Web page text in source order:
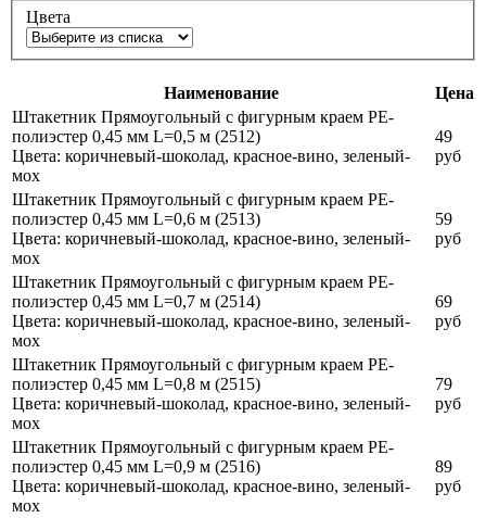
Цвета
Наименование
Цена
Штакетник Прямоугольный с фигурным краем PE-
полиэстер 0,45 мм L=0,5 м (2512)
Цвета: коричневый-шоколад, красное-вино, зеленый-
мох
49
руб
Штакетник Прямоугольный с фигурным краем PE-
полиэстер 0,45 мм L=0,6 м (2513)
Цвета: коричневый-шоколад, красное-вино, зеленый-
мох
59
руб
Штакетник Прямоугольный с фигурным краем PE-
полиэстер 0,45 мм L=0,7 м (2514)
Цвета: коричневый-шоколад, красное-вино, зеленый-
мох
69
руб
Штакетник Прямоугольный с фигурным краем PE-
полиэстер 0,45 мм L=0,8 м (2515)
Цвета: коричневый-шоколад, красное-вино, зеленый-
мох
79
руб
Штакетник Прямоугольный с фигурным краем PE-
полиэстер 0,45 мм L=0,9 м (2516)
Цвета: коричневый-шоколад, красное-вино, зеленый-
мох
89
руб